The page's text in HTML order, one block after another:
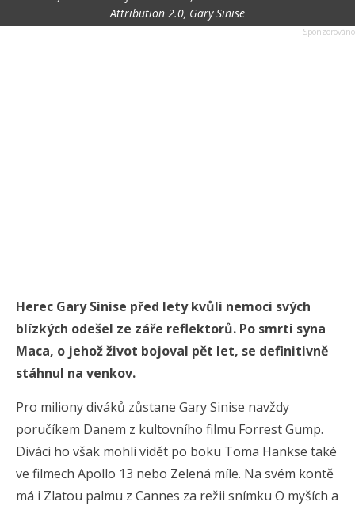
Attribution 2.0, Gary Sinise
Herec Gary Sinise před lety kvůli nemoci svých
blízkých odešel ze záře reflektorů. Po smrti syna
Maca, o jehož život bojoval pět let, se definitivně
stáhnul na venkov.
Pro miliony diváků zůstane Gary Sinise navždy
poručíkem Danem z kultovního filmu Forrest Gump.
Diváci ho však mohli vidět po boku Toma Hankse také
ve filmech Apollo 13 nebo Zelená míle. Na svém kontě
má i Zlatou palmu z Cannes za režii snímku O myších a